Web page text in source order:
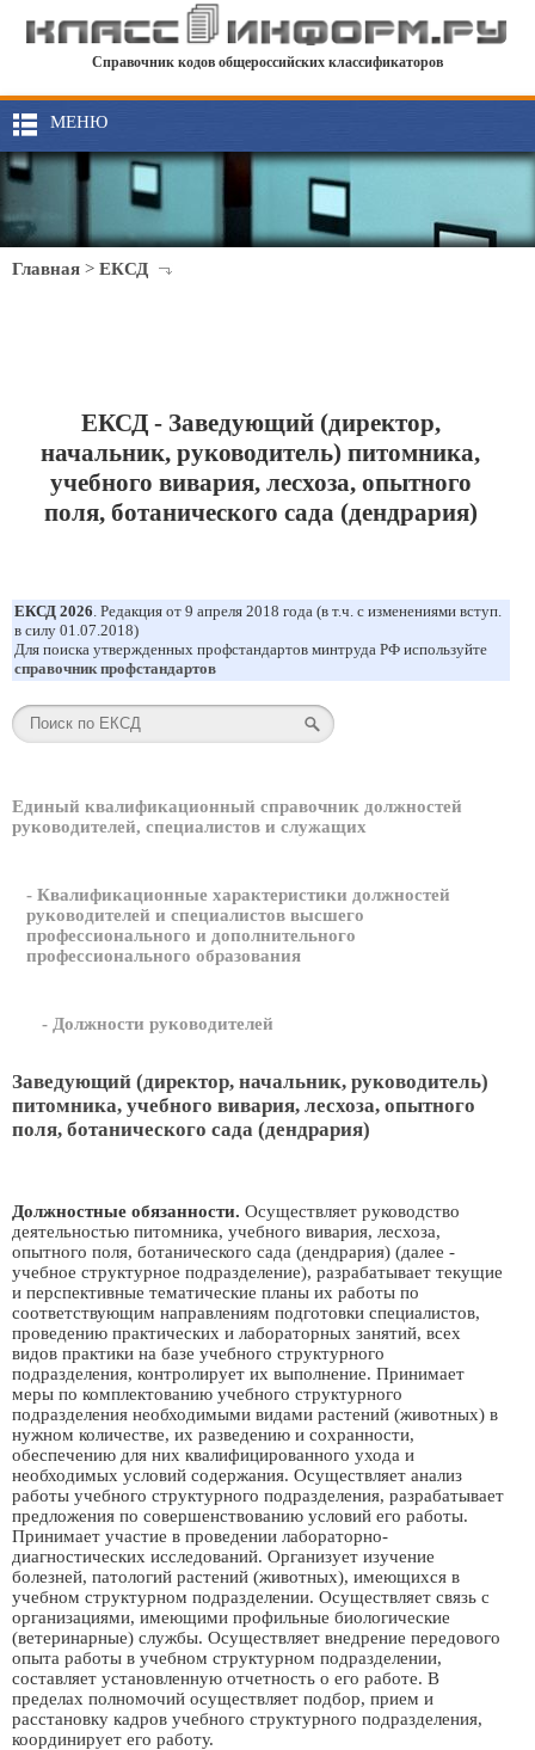
Справочник кодов общероссийских классификаторов
МЕНЮ
Главная > ЕКСД
ЕКСД - Заведующий (директор,
начальник, руководитель) питомника,
учебного вивария, лесхоза, опытного
поля, ботанического сада (дендрария)
ЕКСД 2026. Редакция от 9 апреля 2018 года (в т.ч. с изменениями вступ.
в силу 01.07.2018)
Для поиска утвержденных профстандартов минтруда РФ используйте
справочник профстандартов
Единый квалификационный справочник должностей
руководителей, специалистов и служащих
- Квалификационные характеристики должностей
руководителей и специалистов высшего
профессионального и дополнительного
профессионального образования
- Должности руководителей
Заведующий (директор, начальник, руководитель)
питомника, учебного вивария, лесхоза, опытного
поля, ботанического сада (дендрария)
Должностные обязанности. Осуществляет руководство
деятельностью питомника, учебного вивария, лесхоза,
опытного поля, ботанического сада (дендрария) (далее -
учебное структурное подразделение), разрабатывает текущие
и перспективные тематические планы их работы по
соответствующим направлениям подготовки специалистов,
проведению практических и лабораторных занятий, всех
видов практики на базе учебного структурного
подразделения, контролирует их выполнение. Принимает
меры по комплектованию учебного структурного
подразделения необходимыми видами растений (животных) в
нужном количестве, их разведению и сохранности,
обеспечению для них квалифицированного ухода и
необходимых условий содержания. Осуществляет анализ
работы учебного структурного подразделения, разрабатывает
предложения по совершенствованию условий его работы.
Принимает участие в проведении лабораторно-
диагностических исследований. Организует изучение
болезней, патологий растений (животных), имеющихся в
учебном структурном подразделении. Осуществляет связь с
организациями, имеющими профильные биологические
(ветеринарные) службы. Осуществляет внедрение передового
опыта работы в учебном структурном подразделении,
составляет установленную отчетность о его работе. В
пределах полномочий осуществляет подбор, прием и
расстановку кадров учебного структурного подразделения,
координирует его работу.